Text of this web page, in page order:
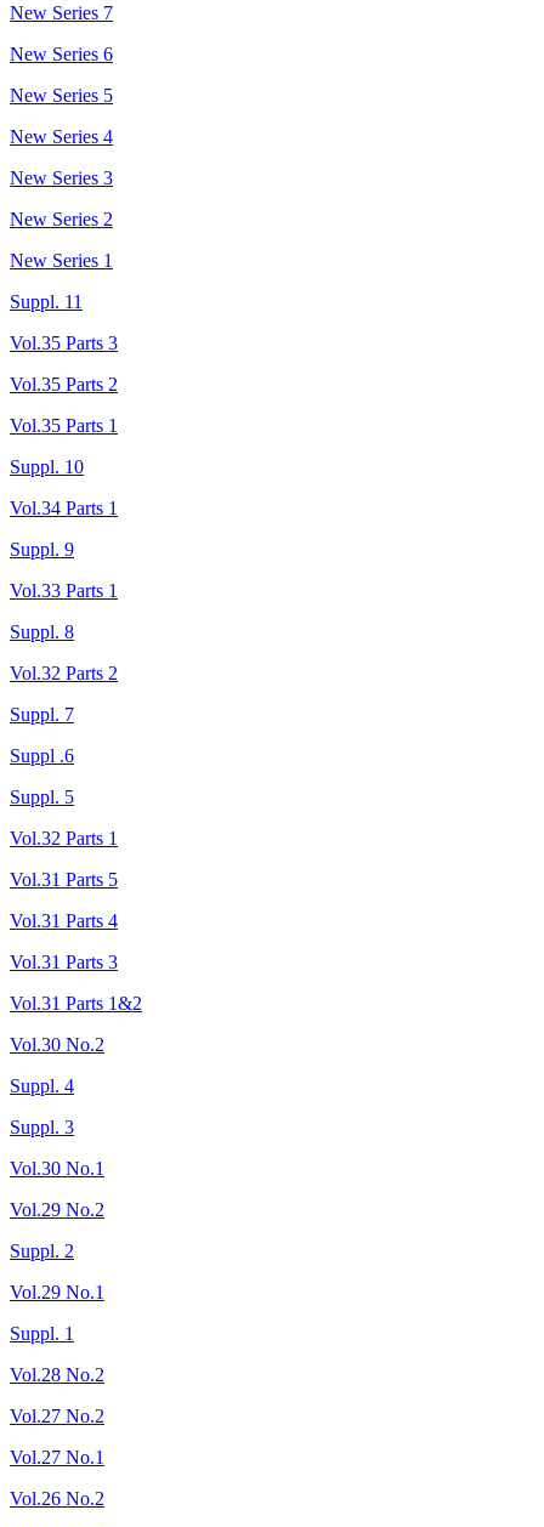
New Series 7
New Series 6
New Series 5
New Series 4
New Series 3
New Series 2
New Series 1
Suppl. 11
Vol.35 Parts 3
Vol.35 Parts 2
Vol.35 Parts 1
Suppl. 10
Vol.34 Parts 1
Suppl. 9
Vol.33 Parts 1
Suppl. 8
Vol.32 Parts 2
Suppl. 7
Suppl .6
Suppl. 5
Vol.32 Parts 1
Vol.31 Parts 5
Vol.31 Parts 4
Vol.31 Parts 3
Vol.31 Parts 1&2
Vol.30 No.2
Suppl. 4
Suppl. 3
Vol.30 No.1
Vol.29 No.2
Suppl. 2
Vol.29 No.1
Suppl. 1
Vol.28 No.2
Vol.27 No.2
Vol.27 No.1
Vol.26 No.2